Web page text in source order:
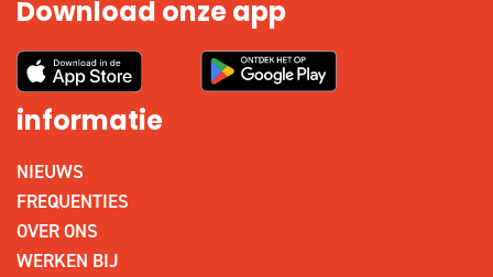
Download onze app
informatie
NIEUWS
FREQUENTIES
OVER ONS
WERKEN BIJ